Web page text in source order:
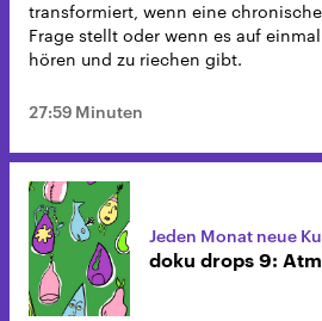
transformiert, wenn eine
Frage stellt oder wenn es auf
hören und zu riechen gibt.
27:59 Minuten
Jeden Monat neue
doku drops 9: